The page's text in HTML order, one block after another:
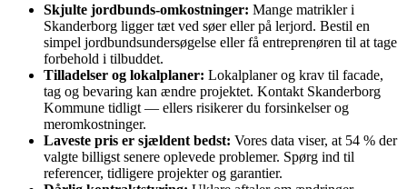
Skjulte jordbunds‑omkostninger: Mange matrikler i
Skanderborg ligger tæt ved søer eller på lerjord. Bestil en
simpel jordbundsundersøgelse eller få entreprenøren til at tage
forbehold i tilbuddet.
Tilladelser og lokalplaner: Lokalplaner og krav til facade,
tag og bevaring kan ændre projektet. Kontakt Skanderborg
Kommune tidligt — ellers risikerer du forsinkelser og
meromkostninger.
Laveste pris er sjældent bedst: Vores data viser, at 54 % der
valgte billigst senere oplevede problemer. Spørg ind til
referencer, tidligere projekter og garantier.